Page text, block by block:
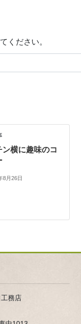
ください。
ン横に趣味のコ
8月26日
務店